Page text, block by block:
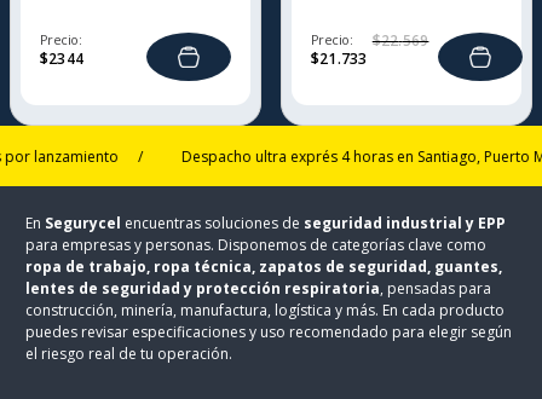
Precio:
$2344
Precio:
$21.733
$22.569
/ Despacho ultra exprés 4 horas en Santiago, Puerto Montt
En Segurycel encuentras soluciones de seguridad industrial y EPP
para empresas y personas. Disponemos de categorías clave como
ropa de trabajo, ropa técnica, zapatos de seguridad, guantes,
lentes de seguridad y protección respiratoria, pensadas para
construcción, minería, manufactura, logística y más. En cada producto
puedes revisar especificaciones y uso recomendado para elegir según
el riesgo real de tu operación.